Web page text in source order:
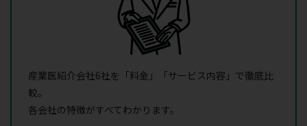
産業医紹介会社6社を「料金」「サービス内容」で徹底比
較。
各会社の特徴がすべてわかります。